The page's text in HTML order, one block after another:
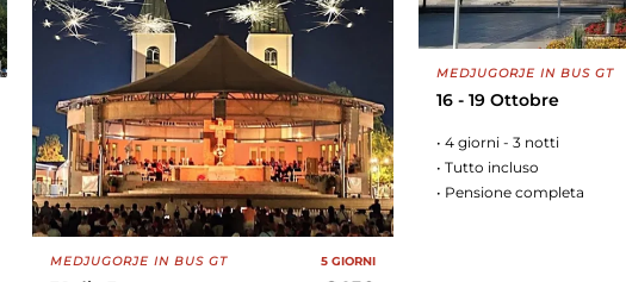
MEDJUGORJE IN BUS GT
16 - 19 Ottobre
• 4 giorni - 3 notti
• Tutto incluso
• Pensione completa
MEDJUGORJE IN BUS GT 5 GIORNI